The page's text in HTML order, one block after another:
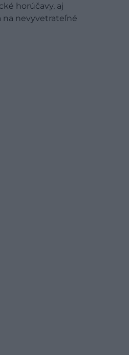
horúčavy, aj
na nevyvetrateľné